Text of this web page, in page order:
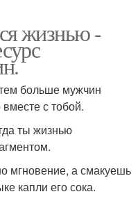
жизнью -
больше мужчин
с тобой.
ты жизнью
мгновение, а смакуешь
капли его сока.